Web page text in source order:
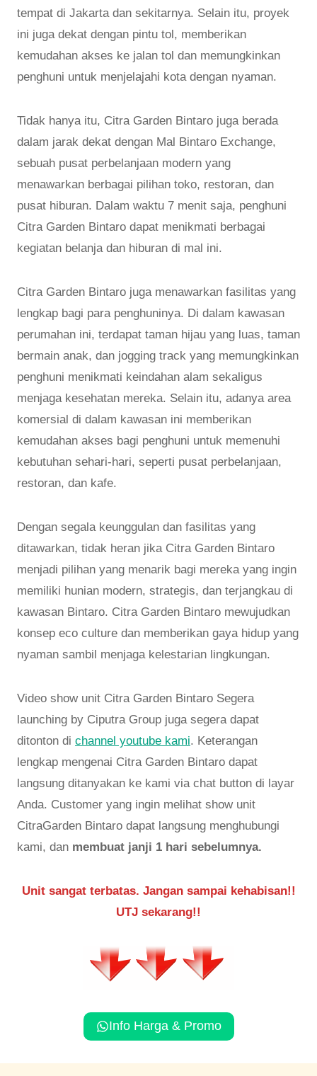
tempat di Jakarta dan sekitarnya. Selain itu, proyek
ini juga dekat dengan pintu tol, memberikan
kemudahan akses ke jalan tol dan memungkinkan
penghuni untuk menjelajahi kota dengan nyaman.
Tidak hanya itu, Citra Garden Bintaro juga berada
dalam jarak dekat dengan Mal Bintaro Exchange,
sebuah pusat perbelanjaan modern yang
menawarkan berbagai pilihan toko, restoran, dan
pusat hiburan. Dalam waktu 7 menit saja, penghuni
Citra Garden Bintaro dapat menikmati berbagai
kegiatan belanja dan hiburan di mal ini.
Citra Garden Bintaro juga menawarkan fasilitas yang
lengkap bagi para penghuninya. Di dalam kawasan
perumahan ini, terdapat taman hijau yang luas, taman
bermain anak, dan jogging track yang memungkinkan
penghuni menikmati keindahan alam sekaligus
menjaga kesehatan mereka. Selain itu, adanya area
komersial di dalam kawasan ini memberikan
kemudahan akses bagi penghuni untuk memenuhi
kebutuhan sehari-hari, seperti pusat perbelanjaan,
restoran, dan kafe.
Dengan segala keunggulan dan fasilitas yang
ditawarkan, tidak heran jika Citra Garden Bintaro
menjadi pilihan yang menarik bagi mereka yang ingin
memiliki hunian modern, strategis, dan terjangkau di
kawasan Bintaro. Citra Garden Bintaro mewujudkan
konsep eco culture dan memberikan gaya hidup yang
nyaman sambil menjaga kelestarian lingkungan.
Video show unit Citra Garden Bintaro Segera
launching by Ciputra Group juga segera dapat
ditonton di channel youtube kami. Keterangan
lengkap mengenai Citra Garden Bintaro dapat
langsung ditanyakan ke kami via chat button di layar
Anda. Customer yang ingin melihat show unit
CitraGarden Bintaro dapat langsung menghubungi
kami, dan membuat janji 1 hari sebelumnya.
Unit sangat terbatas. Jangan sampai kehabisan!!
UTJ sekarang!!
Info Harga & Promo